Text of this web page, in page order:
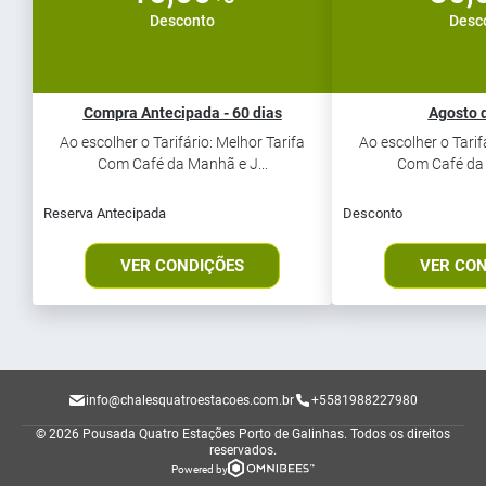
Desconto
Compra Antecipada - 60 dias
Ao escolher o Tarifário: Melhor Tarifa
Com Café da Manhã e J...
Reserva Antecipada
VER CONDIÇÕES
Agosto
Ao escolher o
Com Café
Desconto
VER
info@chalesquatroestacoes.com.br +5581988227980
© 2026 Pousada Quatro Estações Porto de Galinhas. Todos os direitos
reservados.
Powered by